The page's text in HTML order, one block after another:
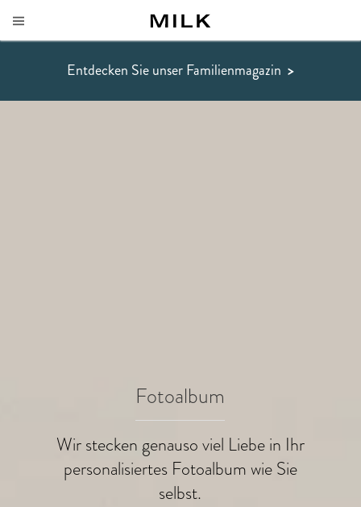
Entdecken Sie unser Familienmagazin >
Fotoalbum
Wir stecken genauso viel Liebe in Ihr
personalisiertes Fotoalbum wie Sie
selbst.